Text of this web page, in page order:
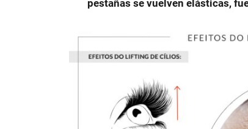
pestañas se vuelven elásticas,